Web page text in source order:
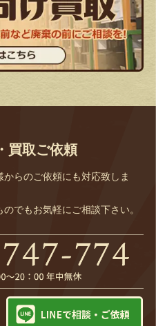
買取ご依頼
らのご依頼にも対応致しま
でもお気軽にご相談下さい。